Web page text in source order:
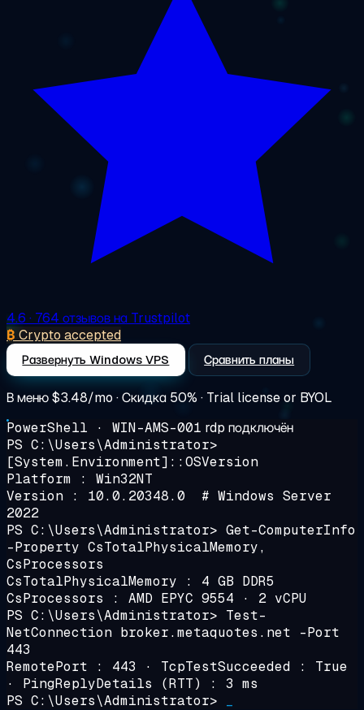
4.6 · 764 отзывов на Trustpilot
₿ Crypto accepted
Развернуть Windows VPS Сравнить планы
В меню$3.48/mo · Скидка 50% · Trial license or BYOL
PowerShell · WIN-AMS-001 rdp подключён
PS C:\Users\Administrator>
[System.Environment]::OSVersion
Platform : Win32NT
Version : 10.0.20348.0 # Windows Server
2022
PS C:\Users\Administrator> Get-ComputerInfo
-Property CsTotalPhysicalMemory,
CsProcessors
CsTotalPhysicalMemory : 4 GB DDR5
CsProcessors : AMD EPYC 9554 · 2 vCPU
PS C:\Users\Administrator> Test-
NetConnection broker.metaquotes.net -Port
443
RemotePort : 443 · TcpTestSucceeded : True
· PingReplyDetails (RTT) : 3 ms
PS C:\Users\Administrator>